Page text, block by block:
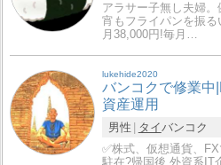
アラサー子無し夫婦
宵もフライパンを振
月38,000円!毎月…
lukehide2020
バンコクで修業中
資産運用
男性 タイ バンコク
✅株式、仮想通貨、
駐在?帰国後,外資系IT